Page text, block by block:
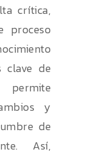
crítica,
proceso
clave de
y
de
Así,